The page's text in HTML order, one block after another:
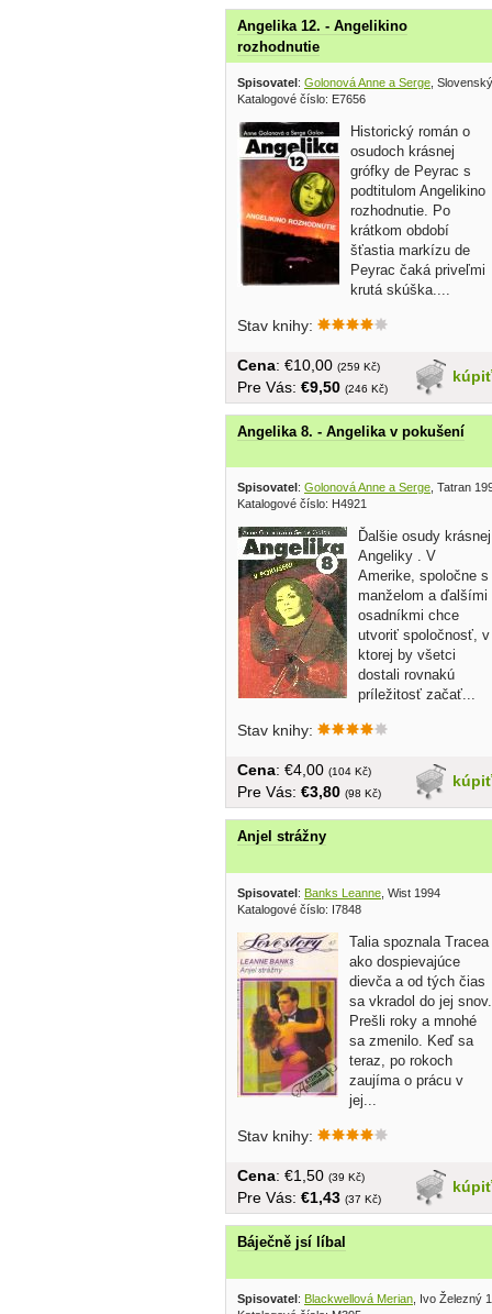
Angelika 12. - Angelikino
rozhodnutie
Spisovatel: Golonová Anne a Serge ,
Katalogové číslo: E7656
Historický román o
osudoch krásnej
grófky de Peyrac s
podtitulom Angelikino
rozhodnutie. Po
krátkom období
šťastia markízu de
Peyrac čaká priveľmi
krutá skúška....
Stav knihy:
kúpiť
Cena: €10,00 (259 Kč)
Pre Vás: €9,50 (246 Kč)
Angelika 8. - Angelika v pokušení
Spisovatel : Golonová Anne a Serge , Tatran
Katalogové číslo: H4921
Ďalšie osudy krásnej
Angeliky . V
Amerike, spoločne s
manželom a ďalšími
osadníkmi chce
utvoriť spoločnosť, v
ktorej by všetci
dostali rovnakú
príležitosť začať...
Stav knihy:
kúpiť
Cena: €4,00 (104 Kč)
Pre Vás: €3,80 (98 Kč)
Anjel strážny
Spisovatel: Banks Leanne , Wist 1994
Katalogové číslo: I7848
Talia spoznala Tracea
ako dospievajúce
dievča a od tých čias
sa vkradol do jej snov.
Prešli roky a mnohé
sa zmenilo. Keď sa
teraz, po rokoch
zaujíma o prácu v
jej...
Stav knihy:
kúpiť
Cena: €1,50 (39 Kč)
Pre Vás: €1,43 (37 Kč)
Báječně jsí líbal
Spisovatel: Blackwellová Merian , Ivo Železný